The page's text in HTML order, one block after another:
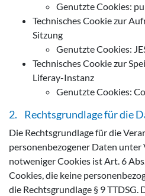
Genutzte Cookies:
Technisches Cookie zur
Sitzung
Genutzte Cookies:
Technisches Cookie zur
Liferay-Instanz
Genutzte Cookies:
2. Rechtsgrundlage für die
Die Rechtsgrundlage für die
personenbezogener Daten unter
notweniger Cookies ist Art. 6
Cookies, die keine
die Rechtsgrundlage § 9 TTDSG.